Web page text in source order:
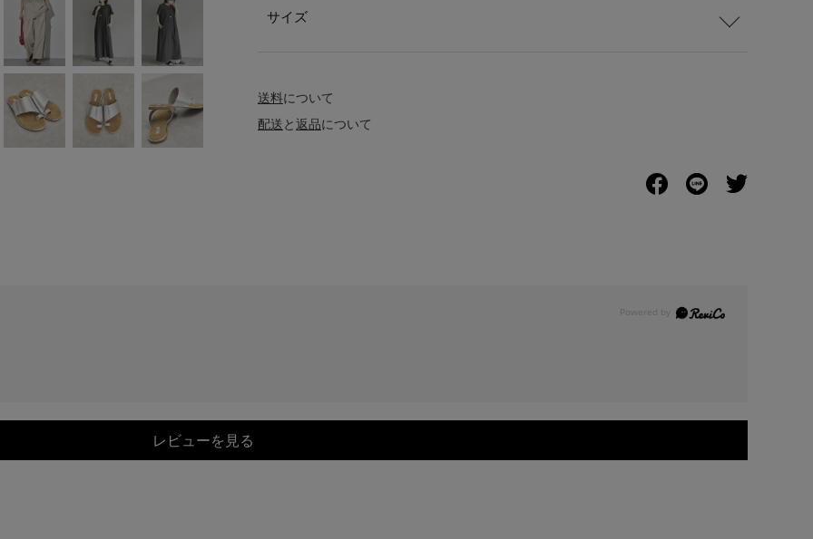
サイズ
送料について
配送と返品について
レビューを見る